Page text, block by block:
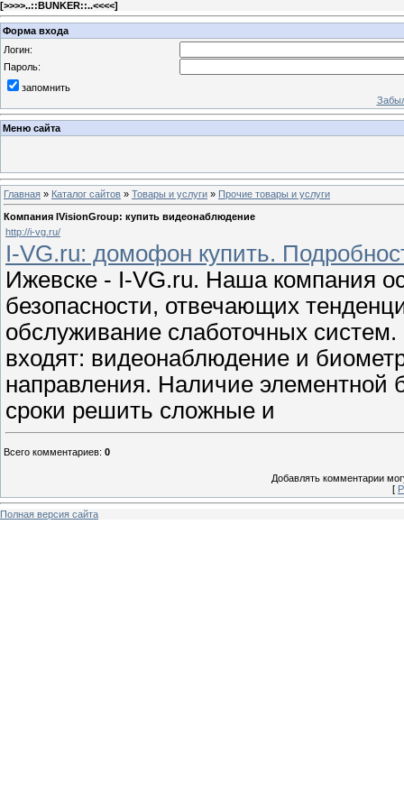
[>>>>..::BUNKER::..<<<<]
Форма входа
Логин:
Пароль:
запомнить
Меню сайта
Главная » Каталог сайтов » Товары и услуги » Прочие товары и услуги
Компания IVisionGroup: купить видеонаблюдение
http://i-vg.ru/
I-VG.ru: домофон купить.
Ижевске - I-VG.ru. Наша компания
безопасности, отвечающих
обслуживание слаботочных
входят: видеонаблюдение и
направления. Наличие элементной
сроки решить сложные и
Всего комментариев: 0
Добавлять комментарии
[
Полная версия сайта